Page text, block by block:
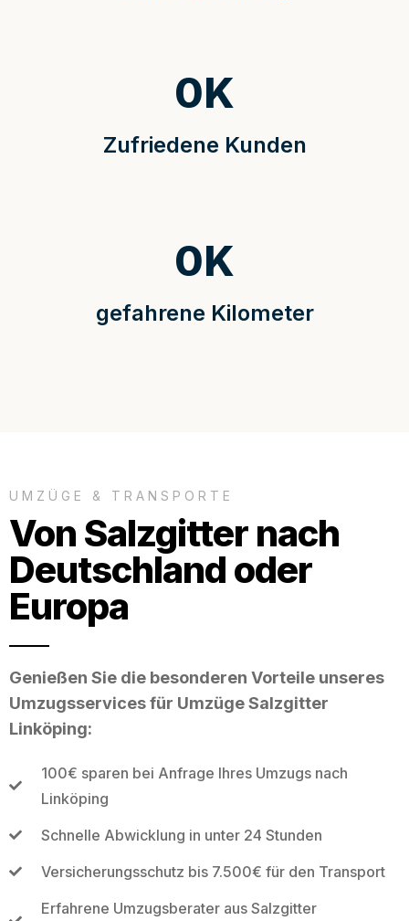
Zufriedene Kunden
0K
gefahrene Kilometer
0K
UMZÜGE & TRANSPORTE
Von Salzgitter nach
Deutschland oder
Europa
Genießen Sie die besonderen Vorteile unseres
Umzugsservices für Umzüge Salzgitter
Linköping:
100€ sparen bei Anfrage Ihres Umzugs nach
Linköping
Schnelle Abwicklung in unter 24 Stunden
Versicherungsschutz bis 7.500€ für den Transport
Erfahrene Umzugsberater aus Salzgitter